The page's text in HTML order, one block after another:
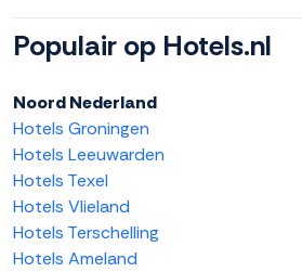
Populair op Hotels.nl
Noord Nederland
Hotels Groningen
Hotels Leeuwarden
Hotels Texel
Hotels Vlieland
Hotels Terschelling
Hotels Ameland